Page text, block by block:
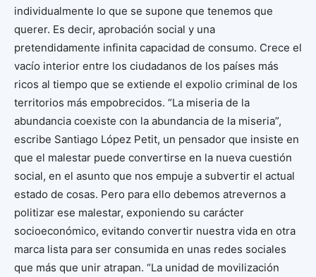
individualmente lo que se supone que tenemos que
querer. Es decir, aprobación social y una
pretendidamente infinita capacidad de consumo. Crece el
vacío interior entre los ciudadanos de los países más
ricos al tiempo que se extiende el expolio criminal de los
territorios más empobrecidos. “La miseria de la
abundancia coexiste con la abundancia de la miseria”,
escribe Santiago López Petit, un pensador que insiste en
que el malestar puede convertirse en la nueva cuestión
social, en el asunto que nos empuje a subvertir el actual
estado de cosas. Pero para ello debemos atrevernos a
politizar ese malestar, exponiendo su carácter
socioeconómico, evitando convertir nuestra vida en otra
marca lista para ser consumida en unas redes sociales
que más que unir atrapan. “La unidad de movilización